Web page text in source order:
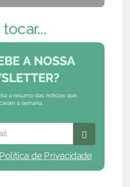
Política de Privacidade